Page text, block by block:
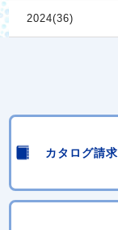
2024(36)
カタログ請求